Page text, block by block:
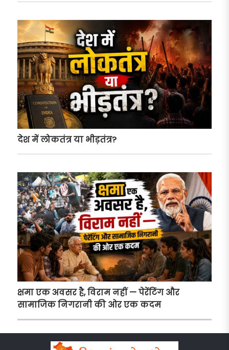
देश में लोकतंत्र या भीड़तंत्र?
क्षमा एक अवसर है, विराम नहीं — पेरेंटिंग और
सामाजिक निगरानी की ओर एक कदम